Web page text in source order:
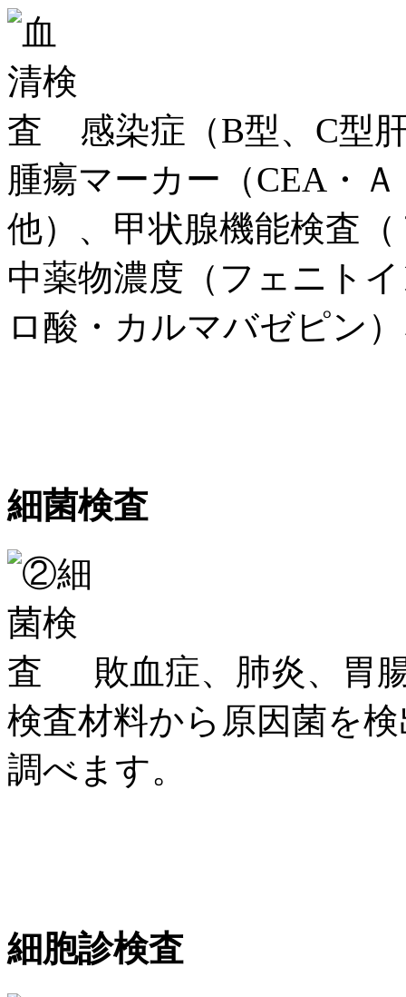
感染症（B型、C型
腫瘍マーカー（CEA・
他）、甲状腺機能検査
中薬物濃度（フェニト
ロ酸・カルマバゼピン
細菌検査
敗血症、肺炎、胃
検査材料から原因菌を
調べます。
細胞診検査